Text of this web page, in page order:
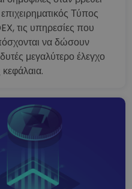
Τύπος
τις υπηρεσίες που
να δώσουν
μεγαλύτερο έλεγχο